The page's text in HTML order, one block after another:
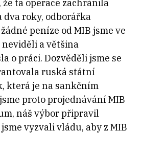
ta operace zachránila
roky, odborářka
žádné peníze od MIB jsme ve
a většina
o práci. Dozvěděli jsme se
ruská státní
která je na sankčním
proto projednávání MIB
náš výbor připravil
vyzvali vládu, aby z MIB